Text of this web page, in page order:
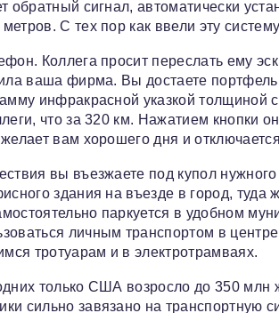
обратный сигнал, автоматически
С тех пор как ввели эту
Коллега просит переслать ему
ваша фирма. Вы достаете
инфракрасной указкой
что за 320 км. Нажатием кнопки
вам хорошего дня и
вы въезжаете под купол
здания на въезде в город,
паркуется в удобном
личным транспортом в
тротуарам и в электротрамваях.
только США возросло до 350 млн
сильно завязано на транспортную